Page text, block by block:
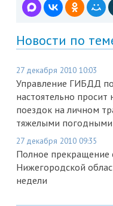
Новости по
27 декабря 2010 10:03
Управление ГИБДД
настоятельно
поездок на личном
тяжелыми погодными
27 декабря 2010 09:35
Полное прекращение
Нижегородской
недели